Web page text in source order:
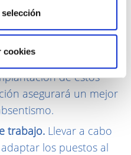
cookies
en la empresa.
Diseño de medidas y
de estos
asegurará un mejor
trabajo. Llevar a cabo
los puestos al